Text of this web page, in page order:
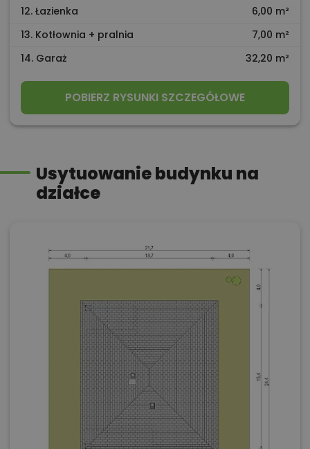
12. Łazienka
6,00 m²
13. Kotłownia + pralnia
7,00 m²
14. Garaż
32,20 m²
POBIERZ RYSUNKI SZCZEGÓŁOWE
Usytuowanie budynku na
działce